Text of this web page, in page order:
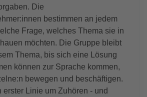
Die
bestimmen an jedem
Frage, welches Thema sie in
möchten. Die Gruppe bleibt
Thema, bis sich eine Lösung
können zur Sprache kommen,
bewegen und beschäftigen.
erster Linie um Zuhören - und